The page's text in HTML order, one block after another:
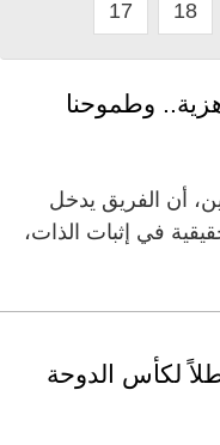
17 18
وطموحنا
أن الفريق يدخل
في إثبات الذات،
لكأس الدوحة